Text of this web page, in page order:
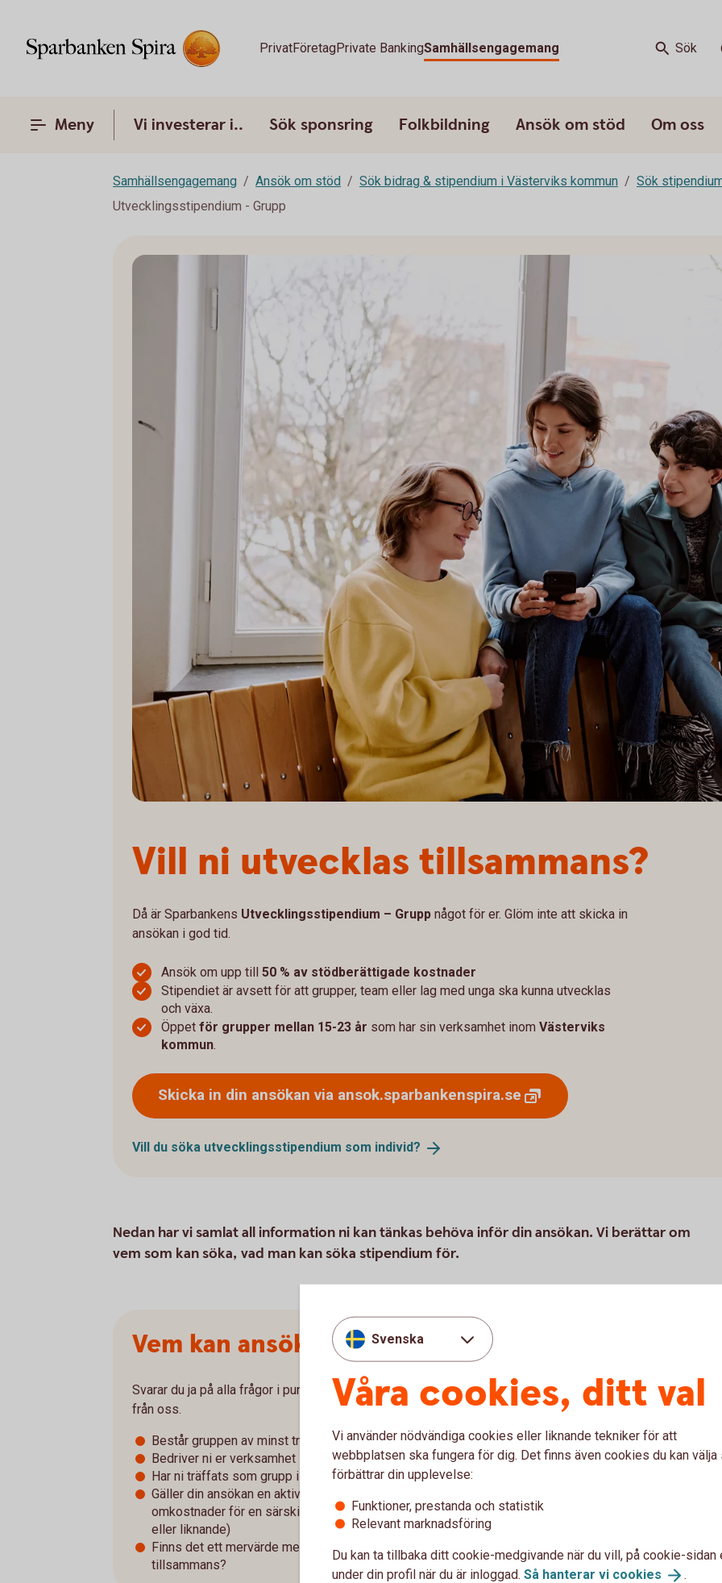
PrivatFöretagPrivate BankingSamhällsengagemang Sök
Meny Vi investerar i.. Sök sponsring Folkbildning Ansök om stöd Om oss
Samhällsengagemang Ansök om stöd Sök bidrag & stipendium i Västerviks kommun
Sök
Utvecklingsstipendium - Grupp
Vill ni utvecklas tillsammans?
Då är Sparbankens Utvecklingsstipendium – Grupp något för er. Glöm inte att skicka in
ansökan i god tid.
Ansök om upp till 50 % av stödberättigade kostnader
Stipendiet är avsett för att grupper, team eller lag med unga ska kunna utvecklas
och växa.
Öppet för grupper mellan 15-23 år som har sin verksamhet inom Västerviks
kommun.
Skicka in din ansökan via ansok.sparbankenspira.se
Vill du söka utvecklingsstipendium som individ?
Nedan har vi samlat all information ni kan tänkas behöva inför din ansökan. Vi berättar om
vem som kan söka, vad man kan söka stipendium för.
Vem kan ansöka om Utvecklingsstipendium -
Svarar du ja på alla frågor i punktlistan nedan, då har du möjlighet att få ett stipendium
från oss.
Består gruppen av minst tre individer som är mellan 15-23 år?
Bedriver ni er verksamhet i Västerviks kommun?
Har ni träffats som grupp i mer än ett år?
Gäller din ansökan en aktivitet där det finns en kurs- eller anmälningsavgift, eller
omkostnader för en särskild tävling? (ej ordinarie tävlingar i exempelvis seriespel
eller liknande)
Finns det ett mervärde med att aktiviteten som ni tänkt genomföra genomförs
tillsammans?
Svenska
Våra cookies, ditt val
Vi använder nödvändiga cookies eller liknande tekniker för att
webbplatsen ska fungera för dig. Det finns även cookies du kan välja
förbättrar din upplevelse:
Funktioner, prestanda och statistik
Relevant marknadsföring
Du kan ta tillbaka ditt cookie-medgivande när du vill, på cookie-sidan
under din profil när du är inloggad. Så hanterar vi cookies .